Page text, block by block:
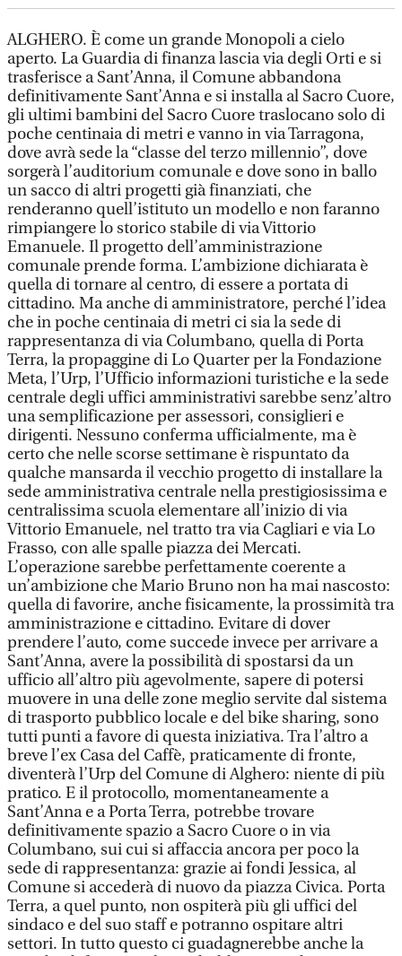
ALGHERO. È come un grande Monopoli a cielo
aperto. La Guardia di finanza lascia via degli Orti e si
trasferisce a Sant’Anna, il Comune abbandona
definitivamente Sant’Anna e si installa al Sacro Cuore,
gli ultimi bambini del Sacro Cuore traslocano solo di
poche centinaia di metri e vanno in via Tarragona,
dove avrà sede la “classe del terzo millennio”, dove
sorgerà l’auditorium comunale e dove sono in ballo
un sacco di altri progetti già finanziati, che
renderanno quell’istituto un modello e non faranno
rimpiangere lo storico stabile di via Vittorio
Emanuele. Il progetto dell’amministrazione
comunale prende forma. L’ambizione dichiarata è
quella di tornare al centro, di essere a portata di
cittadino. Ma anche di amministratore, perché l’idea
che in poche centinaia di metri ci sia la sede di
rappresentanza di via Columbano, quella di Porta
Terra, la propaggine di Lo Quarter per la Fondazione
Meta, l’Urp, l’Ufficio informazioni turistiche e la sede
centrale degli uffici amministrativi sarebbe senz’altro
una semplificazione per assessori, consiglieri e
dirigenti. Nessuno conferma ufficialmente, ma è
certo che nelle scorse settimane è rispuntato da
qualche mansarda il vecchio progetto di installare la
sede amministrativa centrale nella prestigiosissima e
centralissima scuola elementare all’inizio di via
Vittorio Emanuele, nel tratto tra via Cagliari e via Lo
Frasso, con alle spalle piazza dei Mercati.
L’operazione sarebbe perfettamente coerente a
un’ambizione che Mario Bruno non ha mai nascosto:
quella di favorire, anche fisicamente, la prossimità tra
amministrazione e cittadino. Evitare di dover
prendere l’auto, come succede invece per arrivare a
Sant’Anna, avere la possibilità di spostarsi da un
ufficio all’altro più agevolmente, sapere di potersi
muovere in una delle zone meglio servite dal sistema
di trasporto pubblico locale e del bike sharing, sono
tutti punti a favore di questa iniziativa. Tra l’altro a
breve l’ex Casa del Caffè, praticamente di fronte,
diventerà l’Urp del Comune di Alghero: niente di più
pratico. E il protocollo, momentaneamente a
Sant’Anna e a Porta Terra, potrebbe trovare
definitivamente spazio a Sacro Cuore o in via
Columbano, sui cui si affaccia ancora per poco la
sede di rappresentanza: grazie ai fondi Jessica, al
Comune si accederà di nuovo da piazza Civica. Porta
Terra, a quel punto, non ospiterà più gli uffici del
sindaco e del suo staff e potranno ospitare altri
settori. In tutto questo ci guadagnerebbe anche la